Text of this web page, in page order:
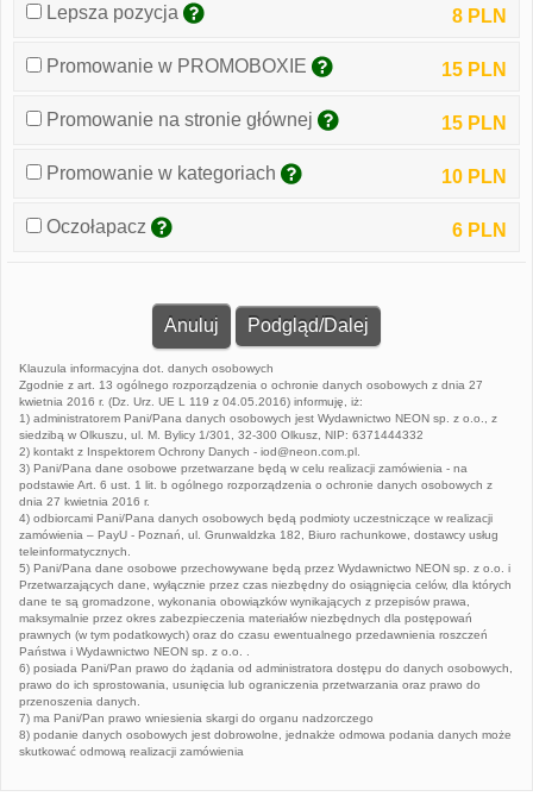
8 PLN
Lepsza pozycja
15 PLN
Promowanie w PROMOBOXIE
15 PLN
Promowanie na stronie głównej
10 PLN
Promowanie w kategoriach
6 PLN
Oczołapacz
Anuluj
Klauzula informacyjna dot. danych osobowych
Zgodnie z art. 13 ogólnego rozporządzenia o ochronie danych osobowych z dnia 27
kwietnia 2016 r. (Dz. Urz. UE L 119 z 04.05.2016) informuję, iż:
1) administratorem Pani/Pana danych osobowych jest Wydawnictwo NEON sp. z o.o., z
siedzibą w Olkuszu, ul. M. Bylicy 1/301, 32-300 Olkusz, NIP: 6371444332
2) kontakt z Inspektorem Ochrony Danych - iod@neon.com.pl.
3) Pani/Pana dane osobowe przetwarzane będą w celu realizacji zamówienia - na
podstawie Art. 6 ust. 1 lit. b ogólnego rozporządzenia o ochronie danych osobowych z
dnia 27 kwietnia 2016 r.
4) odbiorcami Pani/Pana danych osobowych będą podmioty uczestniczące w realizacji
zamówienia – PayU - Poznań, ul. Grunwaldzka 182, Biuro rachunkowe, dostawcy usług
teleinformatycznych.
5) Pani/Pana dane osobowe przechowywane będą przez Wydawnictwo NEON sp. z o.o. i
Przetwarzających dane, wyłącznie przez czas niezbędny do osiągnięcia celów, dla których
dane te są gromadzone, wykonania obowiązków wynikających z przepisów prawa,
maksymalnie przez okres zabezpieczenia materiałów niezbędnych dla postępowań
prawnych (w tym podatkowych) oraz do czasu ewentualnego przedawnienia roszczeń
Państwa i Wydawnictwo NEON sp. z o.o. .
6) posiada Pani/Pan prawo do żądania od administratora dostępu do danych osobowych,
prawo do ich sprostowania, usunięcia lub ograniczenia przetwarzania oraz prawo do
przenoszenia danych.
7) ma Pani/Pan prawo wniesienia skargi do organu nadzorczego
8) podanie danych osobowych jest dobrowolne, jednakże odmowa podania danych może
skutkować odmową realizacji zamówienia